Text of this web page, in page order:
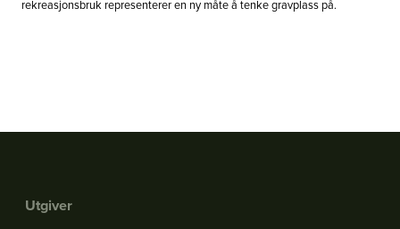
rekreasjonsbruk representerer en ny måte å tenke gravplass på.
Utgiver